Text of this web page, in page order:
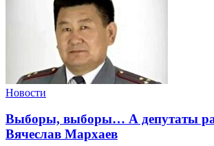
Новости
Выборы, выборы… А депутаты
Вячеслав Мархаев